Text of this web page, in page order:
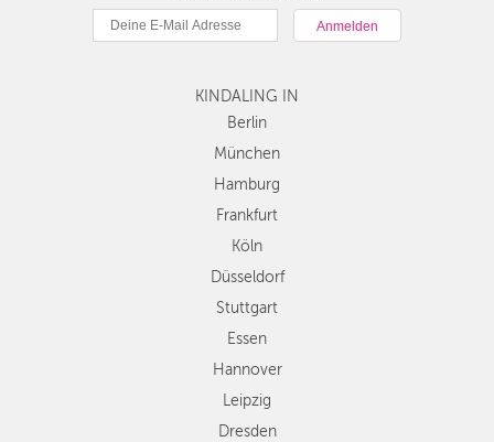
München
Hamburg
Köln
Düsseldorf
Stuttgart
Essen
Dresden
Nürnberg
Wien
Zürich
Andere
Regionen
KINDALING IN
Berlin
München
Hamburg
Frankfurt
Köln
Düsseldorf
Stuttgart
Essen
Hannover
Leipzig
Dresden